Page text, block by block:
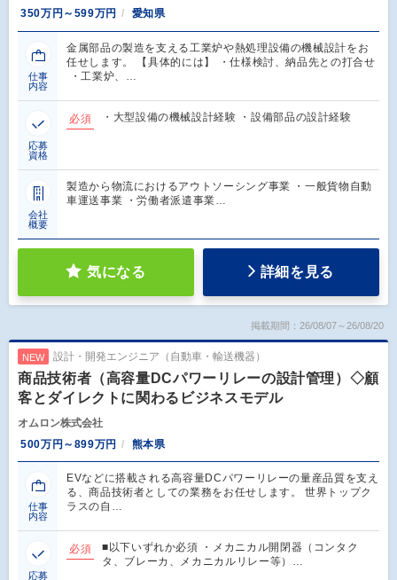
350万円～599万円
愛知県
仕事
内容
金属部品の製造を支える工業炉や熱処理設備の機械設計をお
任せします。 【具体的には】 ・仕様検討、納品先との打合せ
・工業炉、…
応募
資格
必須 ・大型設備の機械設計経験 ・設備部品の設計経験
会社
概要
製造から物流におけるアウトソーシング事業 ・一般貨物自動
車運送事業 ・労働者派遣事業…
気になる 詳細を見る
掲載期間：26/08/07～26/08/20
NEW 設計・開発エンジニア（自動車・輸送機器）
商品技術者（高容量DCパワーリレーの設計管理）◇顧
客とダイレクトに関わるビジネスモデル
オムロン株式会社
500万円～899万円
熊本県
仕事
内容
EVなどに搭載される高容量DCパワーリレーの量産品質を支え
る、商品技術者としての業務をお任せします。 世界トップク
ラスの自…
応募
必須
■以下いずれか必須 ・メカニカル開閉器（コンタク
タ、ブレーカ、メカニカルリレー等）…